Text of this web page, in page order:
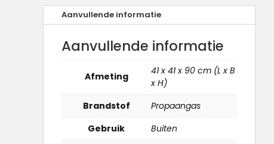
Aanvullende informatie
Aanvullende informatie
Afmeting
41 x 41 x 90 cm (L x B
x H)
Brandstof
Propaangas
Gebruik
Buiten